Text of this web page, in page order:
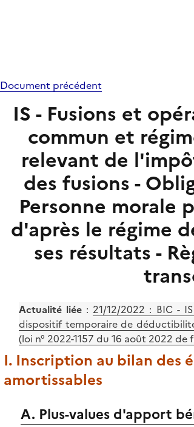
Document précédent
IS - Fusions et
commun et
relevant de
des fusions -
Personne morale
d'après le régime
ses résultats -
Actualité liée: 21/12/2022 : BIC -
dispositif temporaire de
(loi n° 2022-1157 du 16 août 2022
I. Inscription au bilan des
amortissables
A. Plus-values d'apport